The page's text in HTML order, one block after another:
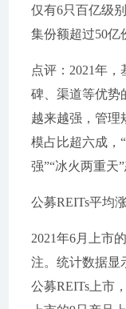
仅有6只百亿级
集份额超过50亿
点评：2021年
碑、渠道等优势
越来越强，管理
模占比超六成，
强”“冰火两重天
公募REITs平均
2021年6月上市
注。统计数据显
公募REITs上市